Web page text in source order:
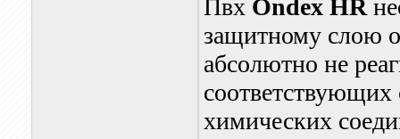
Пвх Ondex HR
защитному слою
абсолютно не
химических